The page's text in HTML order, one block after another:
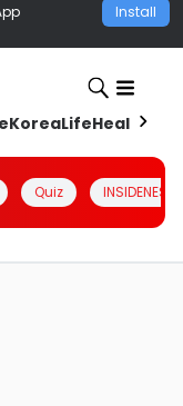
Install
KoreaLifeHealth
Quiz INSIDENESIA